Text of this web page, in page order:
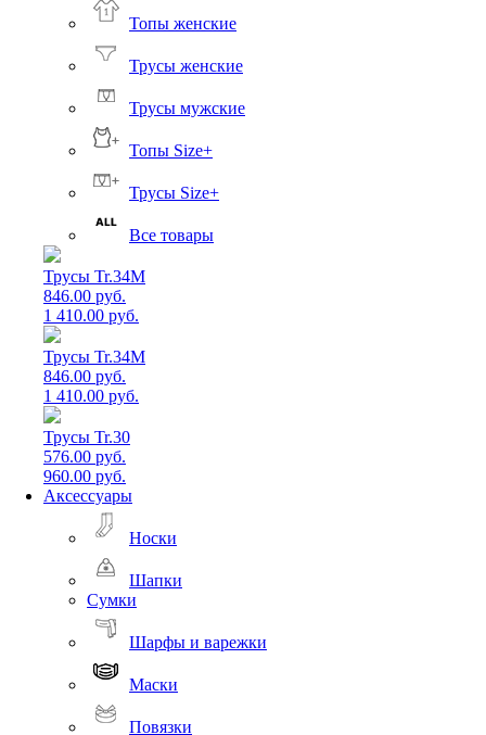
Топы женские
Трусы женские
Трусы мужские
Топы Size+
Трусы Size+
Все товары
Трусы Tr.34M
846.00 руб.
1 410.00 руб.
Трусы Tr.34M
846.00 руб.
1 410.00 руб.
Трусы Tr.30
576.00 руб.
960.00 руб.
Аксессуары
Носки
Шапки
Сумки
Шарфы и варежки
Маски
Повязки